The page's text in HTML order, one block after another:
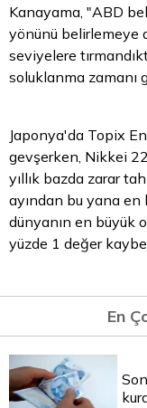
Kanayama, "ABD
yönünü belirlemeye
seviyelere
soluklanma zamanı
Japonya'da Topix
gevşerken, Nikkei
yıllık bazda zarar
ayından bu yana en
dünyanın en büyük
yüzde 1 değer
En